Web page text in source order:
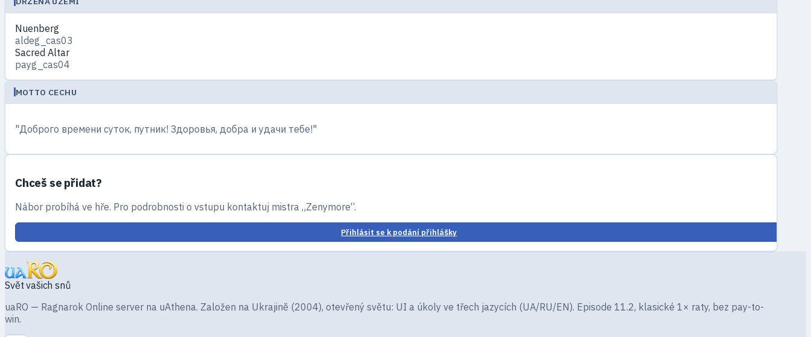
Nuenberg
aldeg_cas03
Sacred Altar
payg_cas04
MOTTO CECHU
"Доброго времени суток, путник! Здоровья, добра и удачи тебе!"
Chceš se přidat?
Nábor probíhá ve hře. Pro podrobnosti o vstupu kontaktuj mistra „Zenymоre“.
Přihlásit se k podání přihlášky
Svět vašich snů
uaRO — Ragnarok Online server na uAthena. Založen na Ukrajině (2004), otevřený světu: UI a úkoly ve třech jazycích (UA/RU/EN). Episode 11.2, klasické 1× raty, bez pay-to-
win.